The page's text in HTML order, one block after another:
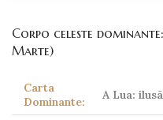
Corpo celeste dominante:
Marte)
Carta
Dominante:
A Lua: